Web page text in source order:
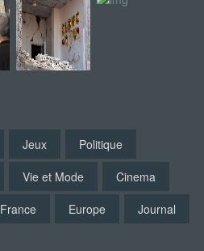
Jeux
Politique
Vie et Mode
Cinema
France Europe
Journal